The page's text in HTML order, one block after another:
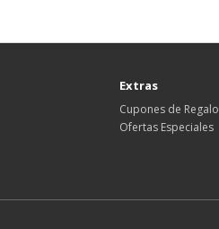
Extras
Cupones de Regalo
Ofertas Especiales